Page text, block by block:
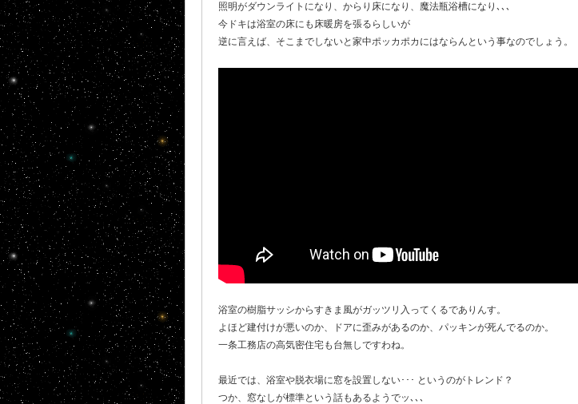
照明がダウンライトになり、からり床になり、魔法瓶浴槽になり､､､
今ドキは浴室の床にも床暖房を張るらしいが
逆に言えば、そこまでしないと家中ポッカポカにはならんという事なのでしょう。
浴室の樹脂サッシからすきま風がガッツリ入ってくるでありんす。
よほど建付けが悪いのか、ドアに歪みがあるのか、パッキンが死んでるのか。
一条工務店の高気密住宅も台無しですわね。
最近では、浴室や脱衣場に窓を設置しない･･･ というのがトレンド？
つか、窓なしが標準という話もあるようでッ､､､